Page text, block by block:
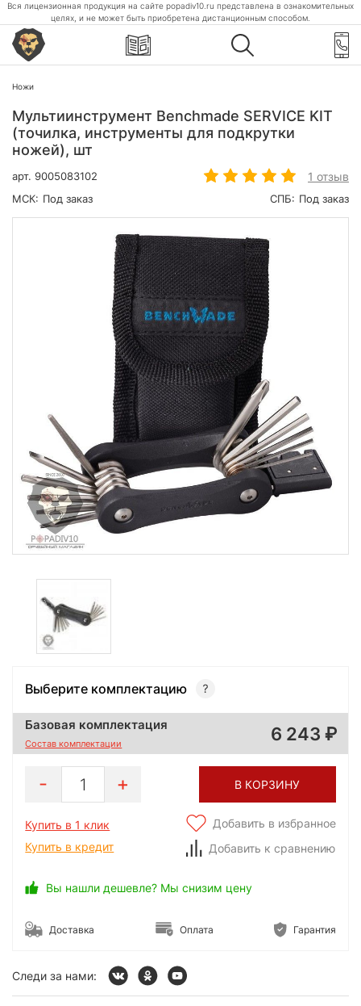
Вся лицензионная продукция на сайте popadiv10.ru представлена в ознакомительных
целях, и не может быть приобретена дистанционным способом.
Ножи
Мультиинструмент Benchmade SERVICE KIT
(точилка, инструменты для подкрутки
ножей), шт
арт. 9005083102 1 отзыв
МСК: Под заказ СПБ: Под заказ
Выберите комплектацию
Базовая комплектация
Состав комплектации 6 243
1 В КОРЗИНУ
Купить в 1 клик
Купить в кредит
Добавить в избранное
Добавить к сравнению
Вы нашли дешевле? Мы снизим цену
Доставка Оплата Гарантия
Следи за нами: